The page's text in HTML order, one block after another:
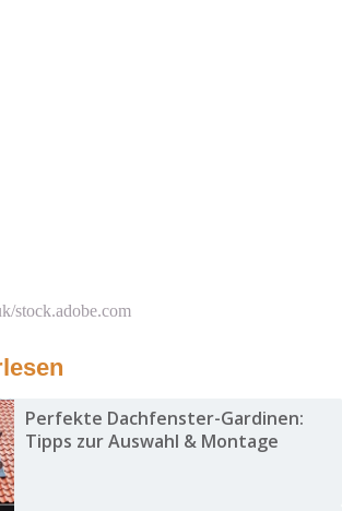
stock.adobe.com
Perfekte Dachfenster-Gardinen:
Tipps zur Auswahl & Montage